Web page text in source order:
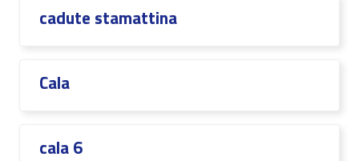
cadute stamattina
Cala
cala 6